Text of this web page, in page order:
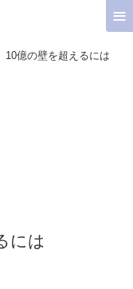
≡
10億の壁を超えるには
には